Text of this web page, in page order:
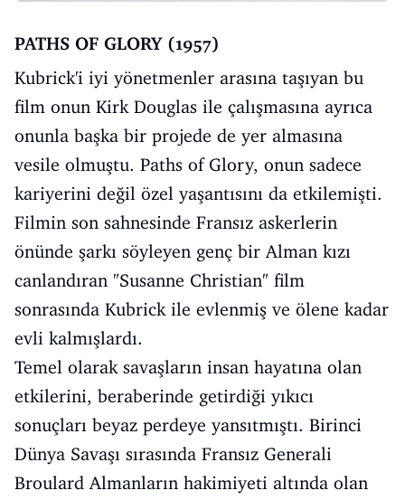
PATHS OF GLORY (1957)
Kubrick'i iyi yönetmenler arasına taşıyan bu
film onun Kirk Douglas ile çalışmasına ayrıca
onunla başka bir projede de yer almasına
vesile olmuştu. Paths of Glory, onun sadece
kariyerini değil özel yaşantısını da etkilemişti.
Filmin son sahnesinde Fransız askerlerin
önünde şarkı söyleyen genç bir Alman kızı
canlandıran "Susanne Christian" film
sonrasında Kubrick ile evlenmiş ve ölene kadar
evli kalmışlardı.
Temel olarak savaşların insan hayatına olan
etkilerini, beraberinde getirdiği yıkıcı
sonuçları beyaz perdeye yansıtmıştı. Birinci
Dünya Savaşı sırasında Fransız Generali
Broulard Almanların hakimiyeti altında olan